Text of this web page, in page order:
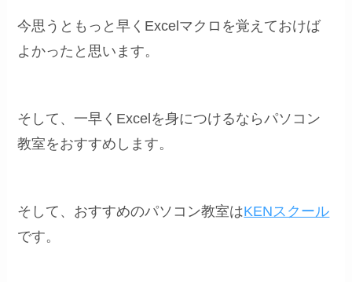
今思うともっと早くExcelマクロを覚えておけば
よかったと思います。
そして、一早くExcelを身につけるならパソコン
教室をおすすめします。
そして、おすすめのパソコン教室はKENスクール
です。